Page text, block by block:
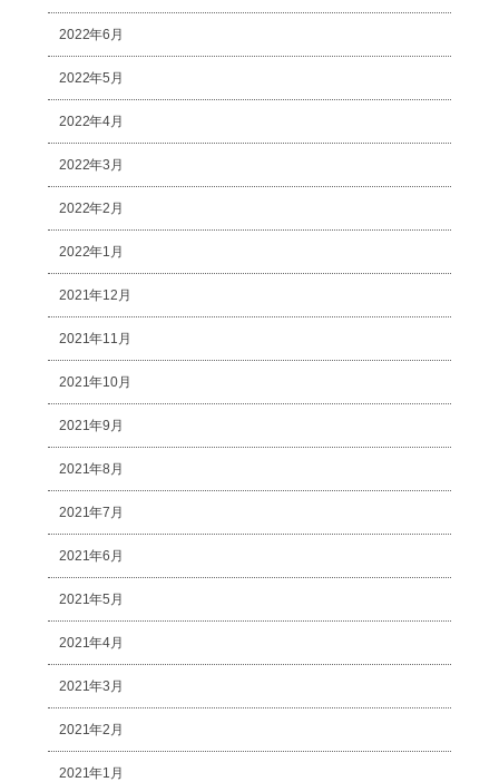
2022年6月
2022年5月
2022年4月
2022年3月
2022年2月
2022年1月
2021年12月
2021年11月
2021年10月
2021年9月
2021年8月
2021年7月
2021年6月
2021年5月
2021年4月
2021年3月
2021年2月
2021年1月